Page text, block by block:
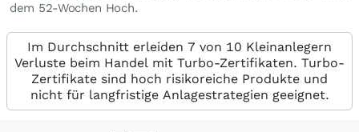
dem 52-Wochen Hoch.
Im Durchschnitt erleiden 7 von 10 Kleinanlegern
Verluste beim Handel mit Turbo-Zertifikaten. Turbo-
Zertifikate sind hoch risikoreiche Produkte und
nicht für langfristige Anlagestrategien geeignet.